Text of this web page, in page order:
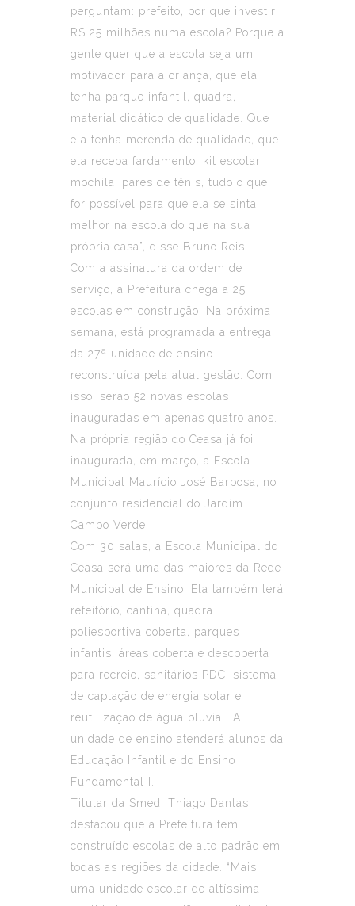
perguntam: prefeito, por que investir
R$ 25 milhões numa escola? Porque a
gente quer que a escola seja um
motivador para a criança, que ela
tenha parque infantil, quadra,
material didático de qualidade. Que
ela tenha merenda de qualidade, que
ela receba fardamento, kit escolar,
mochila, pares de tênis, tudo o que
for possível para que ela se sinta
melhor na escola do que na sua
própria casa”, disse Bruno Reis.
Com a assinatura da ordem de
serviço, a Prefeitura chega a 25
escolas em construção. Na próxima
semana, está programada a entrega
da 27ª unidade de ensino
reconstruída pela atual gestão. Com
isso, serão 52 novas escolas
inauguradas em apenas quatro anos.
Na própria região do Ceasa já foi
inaugurada, em março, a Escola
Municipal Maurício José Barbosa, no
conjunto residencial do Jardim
Campo Verde.
Com 30 salas, a Escola Municipal do
Ceasa será uma das maiores da Rede
Municipal de Ensino. Ela também terá
refeitório, cantina, quadra
poliesportiva coberta, parques
infantis, áreas coberta e descoberta
para recreio, sanitários PDC, sistema
de captação de energia solar e
reutilização de água pluvial. A
unidade de ensino atenderá alunos da
Educação Infantil e do Ensino
Fundamental I.
Titular da Smed, Thiago Dantas
destacou que a Prefeitura tem
construído escolas de alto padrão em
todas as regiões da cidade. “Mais
uma unidade escolar de altíssima